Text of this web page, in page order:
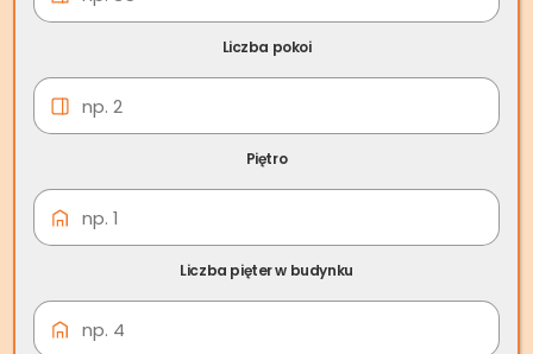
Liczba pokoi
Piętro
Liczba pięter w budynku